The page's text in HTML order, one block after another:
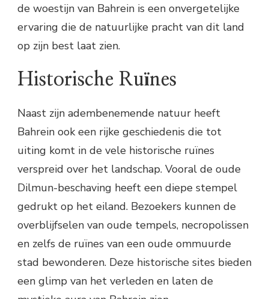
de woestijn van Bahrein is een onvergetelijke
ervaring die de natuurlijke pracht van dit land
op zijn best laat zien.
Historische Ruïnes
Naast zijn adembenemende natuur heeft
Bahrein ook een rijke geschiedenis die tot
uiting komt in de vele historische ruïnes
verspreid over het landschap. Vooral de oude
Dilmun-beschaving heeft een diepe stempel
gedrukt op het eiland. Bezoekers kunnen de
overblijfselen van oude tempels, necropolissen
en zelfs de ruïnes van een oude ommuurde
stad bewonderen. Deze historische sites bieden
een glimp van het verleden en laten de